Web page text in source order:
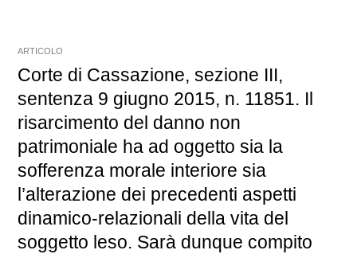
ARTICOLO
Corte di Cassazione, sezione III,
sentenza 9 giugno 2015, n. 11851. Il
risarcimento del danno non
patrimoniale ha ad oggetto sia la
sofferenza morale interiore sia
l’alterazione dei precedenti aspetti
dinamico-relazionali della vita del
soggetto leso. Sarà dunque compito